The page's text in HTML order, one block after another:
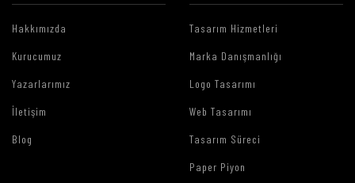
Hakkımızda
Kurucumuz
Yazarlarımız
İletişim
Blog
Tasarım Hizmetleri
Marka Danışmanlığı
Logo Tasarımı
Web Tasarımı
Tasarım Süreci
Paper Piyon